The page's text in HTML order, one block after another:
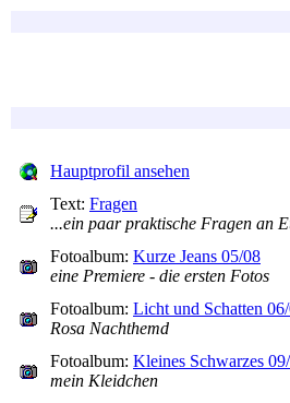
Hauptprofil ansehen
Text: Fragen
...ein paar praktische Fragen an
Fotoalbum: Kurze Jeans 05/08
eine Premiere - die ersten Fotos
Fotoalbum: Licht und Schatten
Rosa Nachthemd
Fotoalbum: Kleines Schwarzes
mein Kleidchen